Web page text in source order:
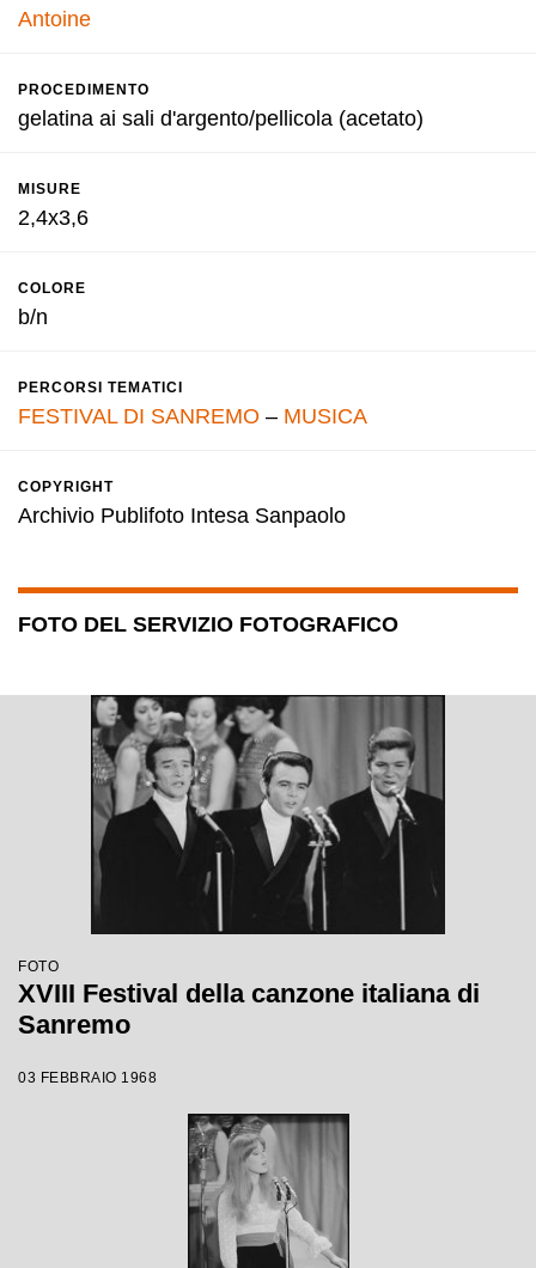
Antoine
PROCEDIMENTO
gelatina ai sali d'argento/pellicola (acetato)
MISURE
2,4x3,6
COLORE
b/n
PERCORSI TEMATICI
FESTIVAL DI SANREMO – MUSICA
COPYRIGHT
Archivio Publifoto Intesa Sanpaolo
FOTO DEL SERVIZIO FOTOGRAFICO
FOTO
XVIII Festival della canzone italiana di
Sanremo
03 FEBBRAIO 1968